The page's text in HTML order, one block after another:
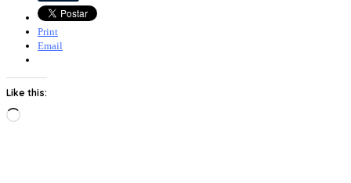
Print
Email
Like this:
Loading…